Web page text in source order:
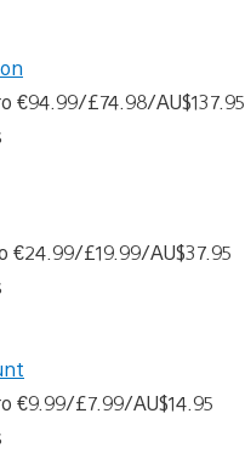
€94.99/£74.98/AU$137.95
€24.99/£19.99/AU$37.95
€9.99/£7.99/AU$14.95